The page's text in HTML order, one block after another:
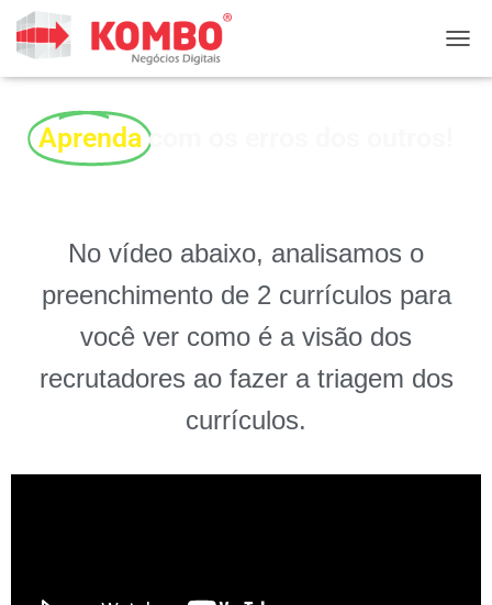
Aprenda com os erros dos outros!
No vídeo abaixo, analisamos o
preenchimento de 2 currículos para
você ver como é a visão dos
recrutadores ao fazer a triagem dos
currículos.